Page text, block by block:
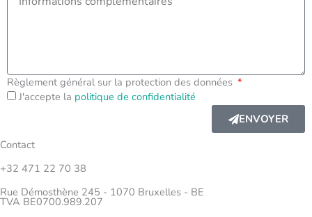
Règlement général sur la protection des données
J'accepte la politique de confidentialité
ENVOYER
Contact
+32 471 22 70 38
Rue Démosthène 245 - 1070 Bruxelles - BE
TVA BE0700.989.207